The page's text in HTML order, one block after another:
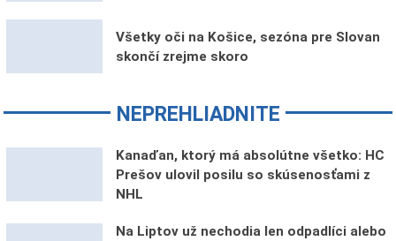
Všetky oči na Košice, sezóna pre Slovan
skončí zrejme skoro
NEPREHLIADNITE
Kanaďan, ktorý má absolútne všetko: HC
Prešov ulovil posilu so skúsenosťami z
NHL
Na Liptov už nechodia len odpadlíci alebo